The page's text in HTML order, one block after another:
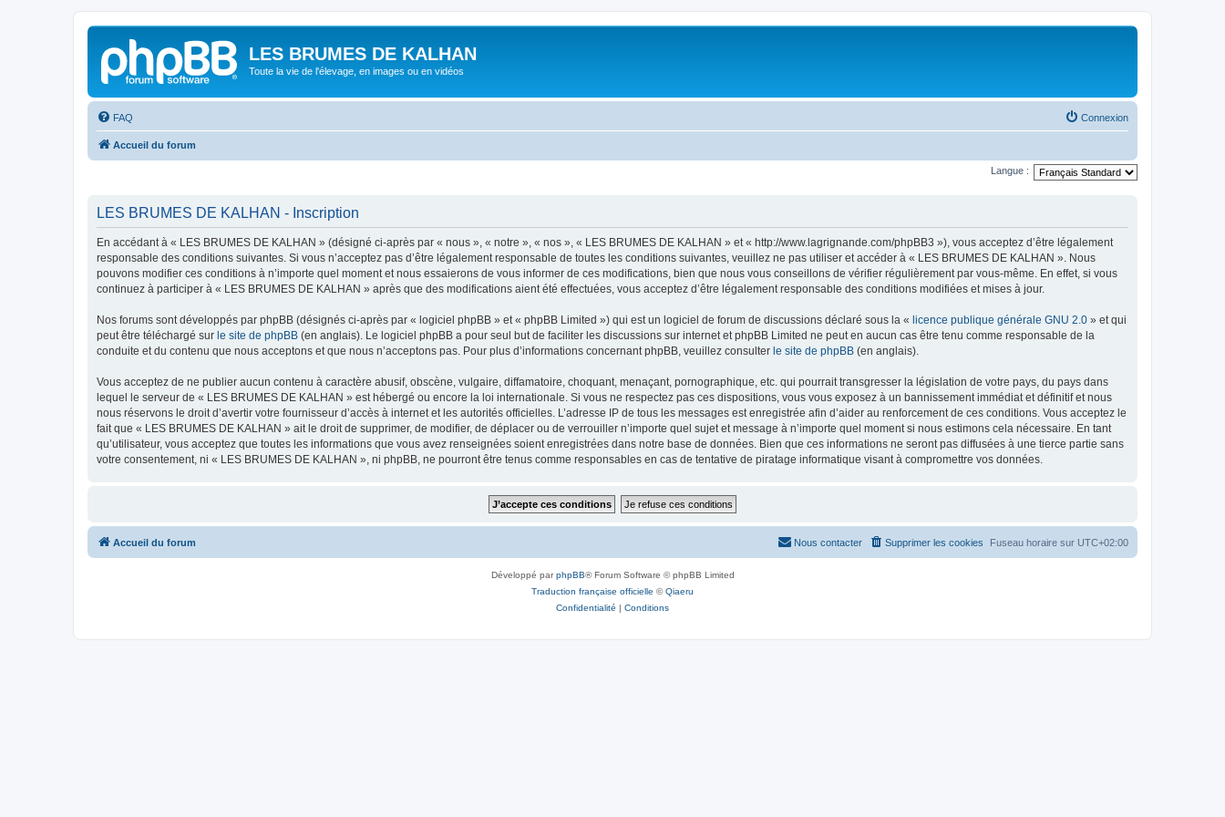
LES BRUMES DE KALHAN
Toute la vie de l'élevage, en images ou en vidéos
FAQ Connexion
Accueil du forum
Langue :
LES BRUMES DE KALHAN - Inscription
En accédant à « LES BRUMES DE KALHAN » (désigné ci-après par « nous », « notre », « nos », « LES BRUMES DE KALHAN » et « http://www.lagrignande.com/phpBB3 »), vous acceptez d’être légalement
responsable des conditions suivantes. Si vous n’acceptez pas d’être légalement responsable de toutes les conditions suivantes, veuillez ne pas utiliser et accéder à « LES BRUMES DE KALHAN ». Nous
pouvons modifier ces conditions à n’importe quel moment et nous essaierons de vous informer de ces modifications, bien que nous vous conseillons de vérifier régulièrement par vous-même. En effet, si vous
continuez à participer à « LES BRUMES DE KALHAN » après que des modifications aient été effectuées, vous acceptez d’être légalement responsable des conditions modifiées et mises à jour.
Nos forums sont développés par phpBB (désignés ci-après par « logiciel phpBB » et « phpBB Limited ») qui est un logiciel de forum de discussions déclaré sous la « licence publique générale GNU 2.0 » et qui
peut être téléchargé sur le site de phpBB (en anglais). Le logiciel phpBB a pour seul but de faciliter les discussions sur internet et phpBB Limited ne peut en aucun cas être tenu comme responsable de la
conduite et du contenu que nous acceptons et que nous n’acceptons pas. Pour plus d’informations concernant phpBB, veuillez consulter le site de phpBB (en anglais).
Vous acceptez de ne publier aucun contenu à caractère abusif, obscène, vulgaire, diffamatoire, choquant, menaçant, pornographique, etc. qui pourrait transgresser la législation de votre pays, du pays dans
lequel le serveur de « LES BRUMES DE KALHAN » est hébergé ou encore la loi internationale. Si vous ne respectez pas ces dispositions, vous vous exposez à un bannissement immédiat et définitif et nous
nous réservons le droit d’avertir votre fournisseur d’accès à internet et les autorités officielles. L’adresse IP de tous les messages est enregistrée afin d’aider au renforcement de ces conditions. Vous acceptez le
fait que « LES BRUMES DE KALHAN » ait le droit de supprimer, de modifier, de déplacer ou de verrouiller n’importe quel sujet et message à n’importe quel moment si nous estimons cela nécessaire. En tant
qu’utilisateur, vous acceptez que toutes les informations que vous avez renseignées soient enregistrées dans notre base de données. Bien que ces informations ne seront pas diffusées à une tierce partie sans
votre consentement, ni « LES BRUMES DE KALHAN », ni phpBB, ne pourront être tenus comme responsables en cas de tentative de piratage informatique visant à compromettre vos données.
Accueil du forum Fuseau horaire sur UTC+02:00
Supprimer les cookies
Nous contacter
Développé parphpBB® Forum Software © phpBB Limited
Traduction française officielle ©Qiaeru
Confidentialité | Conditions